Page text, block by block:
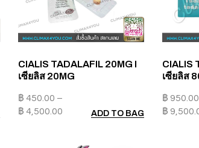
CIALIS TADALAFIL 20MG I
เซียลิส 20MG
฿ 450.00 –
฿ 4,500.00 ADD TO BAG
CIALIS
เซียลิส
฿ 950.00
฿